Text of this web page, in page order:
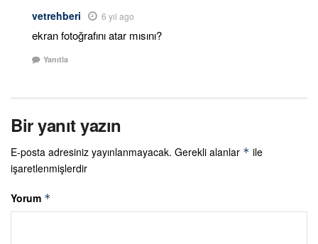
vetrehberi 6 yıl ago
ekran fotoğrafını atar mısını?
Yanıtla
Bir yanıt yazın
E-posta adresiniz yayınlanmayacak. Gerekli alanlar * ile
işaretlenmişlerdir
Yorum *